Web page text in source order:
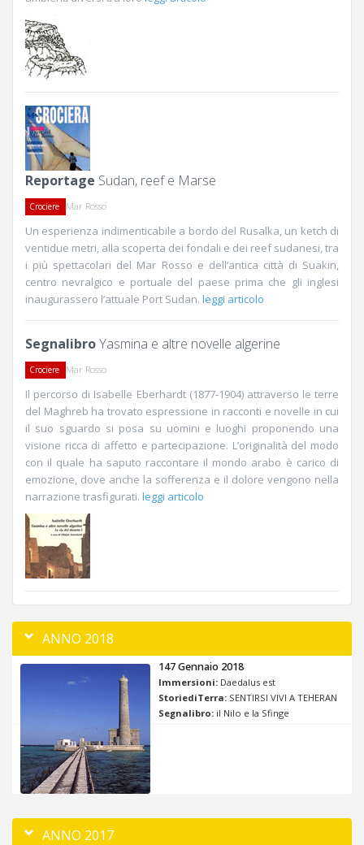
Reportage Sudan, reef e Marse
Crociere Mar Rosso
Un esperienza indimenticabile a bordo del Rusalka, un ketch di
ventidue metri, alla scoperta dei fondali e dei reef sudanesi, tra
i più spettacolari del Mar Rosso e dell’antica città di Suakin,
centro nevralgico e portuale del paese prima che gli inglesi
inaugurassero l’attuale Port Sudan. leggi articolo
SegnalibroYasmina e altre novelle algerine
Crociere Mar Rosso
Il percorso di Isabelle Eberhardt (1877-1904) attraverso le terre
del Maghreb ha trovato espressione in racconti e novelle in cui
il suo sguardo si posa su uomini e luoghi proponendo una
visione ricca di affetto e partecipazione. L’originalità del modo
con il quale ha saputo raccontare il mondo arabo è carico di
emozione, dove anche la sofferenza e il dolore vengono nella
narrazione trasfigurati. leggi articolo
ANNO 2018
147 Gennaio 2018
Immersioni: Daedalus est
StoriediTerra: SENTIRSI VIVI A TEHERAN
Segnalibro: il Nilo e la Sfinge
ANNO 2017